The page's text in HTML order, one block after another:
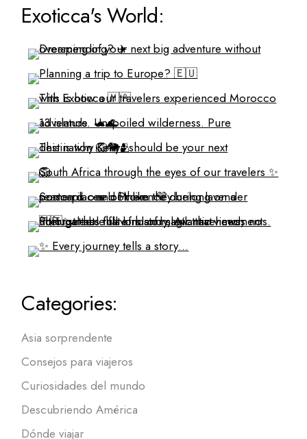
Exoticca's World:
Categories:
Asia sorprendente
Consejos para viajeros
Curiosidades del mundo
Descubriendo América
Dónde viajar